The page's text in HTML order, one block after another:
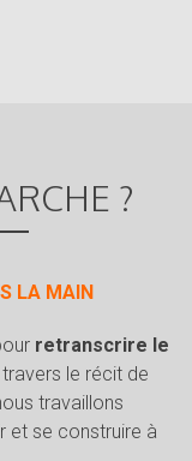
?
LA MAIN
retranscrire le
le récit de
travaillons
et se construire à